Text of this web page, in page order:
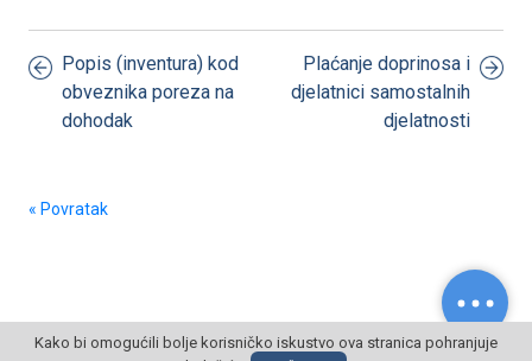
Popis (inventura) kod
obveznika poreza na
dohodak
Plaćanje doprinosa i
djelatnici samostalnih
djelatnosti
« Povratak
Kako bi omogućili bolje korisničko iskustvo ova stranica pohranjuje